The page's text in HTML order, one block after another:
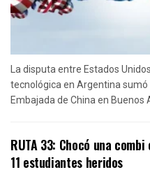
La disputa entre Estados
tecnológica en Argentina
Embajada de China en Buenos
RUTA 33: Chocó una
11 estudiantes heridos